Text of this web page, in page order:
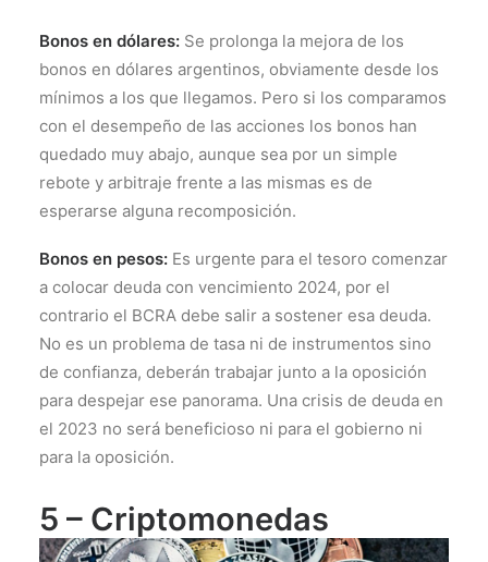
Bonos en dólares: Se prolonga la mejora de los
bonos en dólares argentinos, obviamente desde los
mínimos a los que llegamos. Pero si los comparamos
con el desempeño de las acciones los bonos han
quedado muy abajo, aunque sea por un simple
rebote y arbitraje frente a las mismas es de
esperarse alguna recomposición.
Bonos en pesos: Es urgente para el tesoro comenzar
a colocar deuda con vencimiento 2024, por el
contrario el BCRA debe salir a sostener esa deuda.
No es un problema de tasa ni de instrumentos sino
de confianza, deberán trabajar junto a la oposición
para despejar ese panorama. Una crisis de deuda en
el 2023 no será beneficioso ni para el gobierno ni
para la oposición.
5 – Criptomonedas